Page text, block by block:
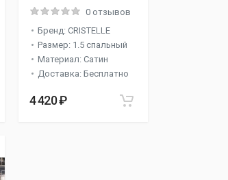
0 отзывов
Бренд: CRISTELLE
Размер: 1.5 спальный
Материал: Сатин
Доставка: Бесплатно
4 420 ₽